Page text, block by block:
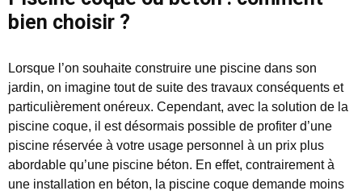
bien choisir ?
Lorsque l’on souhaite construire une piscine dans son
jardin, on imagine tout de suite des travaux conséquents et
particulièrement onéreux. Cependant, avec la solution de la
piscine coque, il est désormais possible de profiter d’une
piscine réservée à votre usage personnel à un prix plus
abordable qu’une piscine béton. En effet, contrairement à
une installation en béton, la piscine coque demande moins